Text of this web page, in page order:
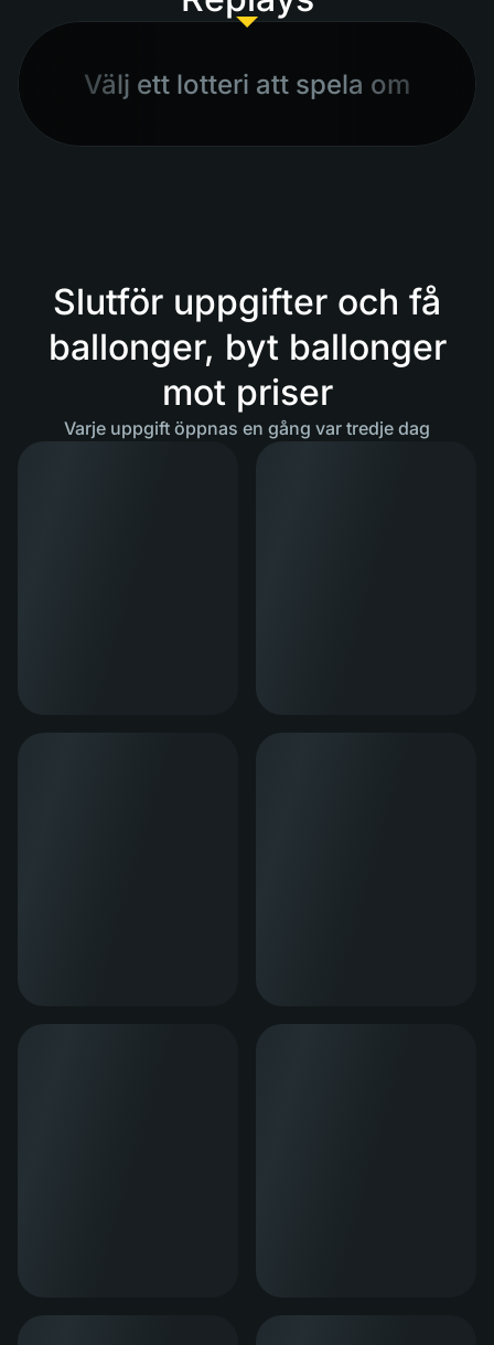
Välj ett lotteri att spela om
Slutför uppgifter och få
ballonger, byt ballonger
mot priser
Varje uppgift öppnas en gång var tredje dag